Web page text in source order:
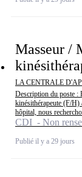
Masseur /
LA CENTRALE
Description du poste :
kinésithérapeute (F/H)
hôpital, nous
CDI - Non
Publié il y a 29 jours